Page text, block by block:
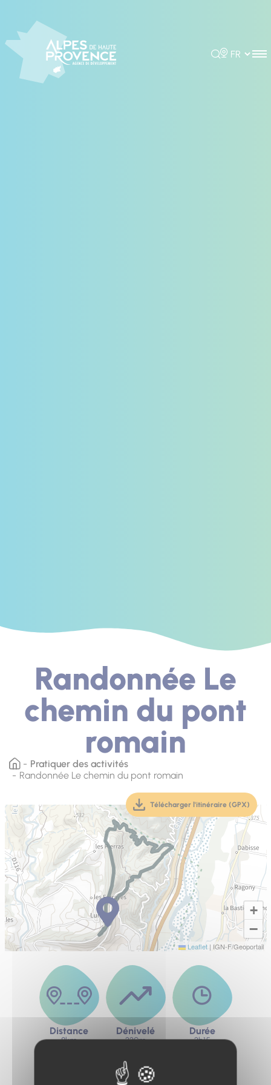
Rechercher
Choisir la
Randonnée Le
chemin du pont
romain
Pratiquer des activités
Randonnée Le chemin du pont romain
+
−
Leaflet | IGN-F/Geoportail
Télécharger l'itinéraire (GPX)
(téléchargement,
Distance
8km
Dénivelé
330m
Durée
3h15